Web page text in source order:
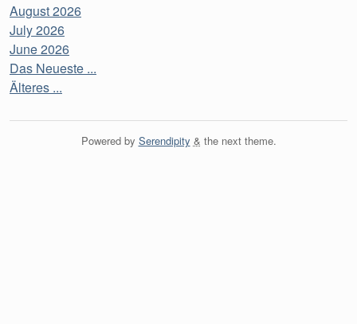
August 2026
July 2026
June 2026
Das Neueste ...
Älteres ...
Powered by Serendipity & the nexttheme.